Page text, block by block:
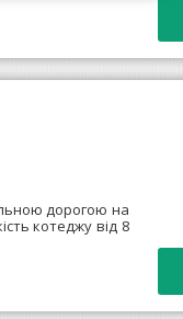
дорогою на
котеджу від 8